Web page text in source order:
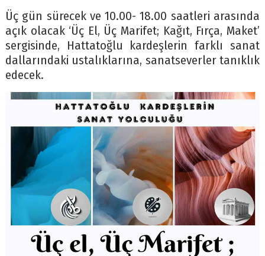
Üç gün sürecek ve 10.00- 18.00 saatleri arasında
açık olacak ‘Üç El, Üç Marifet; Kağıt, Fırça, Maket’
sergisinde, Hattatoğlu kardeşlerin farklı sanat
dallarındaki ustalıklarına, sanatseverler tanıklık
edecek.